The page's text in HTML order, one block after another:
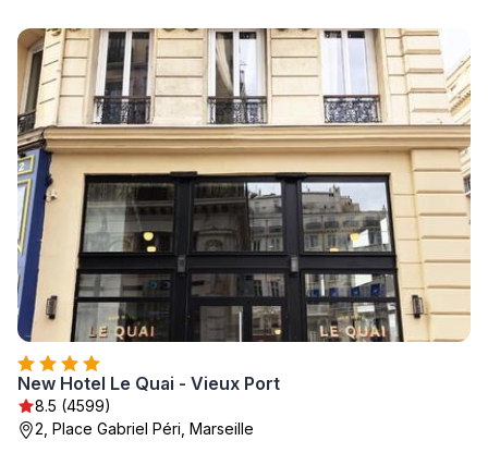
New Hotel Le Quai - Vieux Port
8.5 (4599)
2, Place Gabriel Péri, Marseille